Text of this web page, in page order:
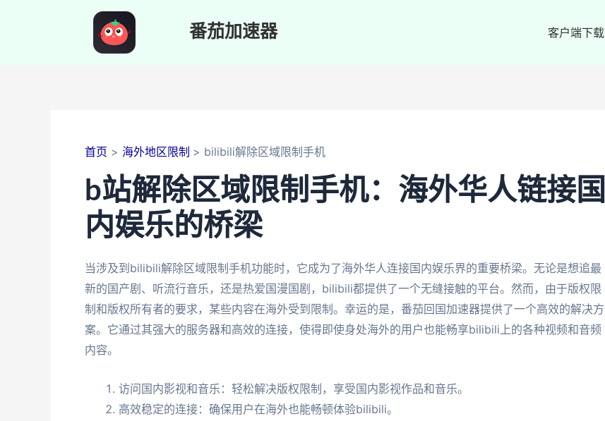
番茄加速器 客户端下载
首页 海外地区限制 bilibili解除区域限制手机
b站解除区域限制手机：海外华人链接国
内娱乐的桥梁
当涉及到bilibili解除区域限制手机功能时，它成为了海外华人连接国内娱乐界的重要桥梁。无论是想追最
新的国产剧、听流行音乐，还是热爱国漫国剧，bilibili都提供了一个无缝接触的平台。然而，由于版权限
制和版权所有者的要求，某些内容在海外受到限制。幸运的是，番茄回国加速器提供了一个高效的解决方
案。它通过其强大的服务器和高效的连接，使得即使身处海外的用户也能畅享bilibili上的各种视频和音频
内容。
访问国内影视和音乐：轻松解决版权限制，享受国内影视作品和音乐。
高效稳定的连接：确保用户在海外也能畅顿体验bilibili。